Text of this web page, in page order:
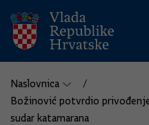
Naslovnica
Božinović potvrdio
sudar katamarana